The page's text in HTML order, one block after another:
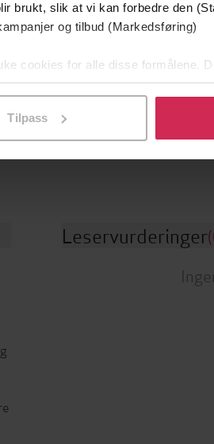
brukt, slik at vi kan forbedre den
og tilbud (Markedsføring)
cookies for alle disse formålene.
Du kan når som helst trekke
Tilpass
Utgitt 24.06.2021
Lengde 11:25
Sjanger
Leservurderinger